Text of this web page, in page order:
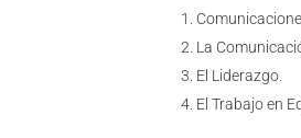
La
El Liderazgo.
El Trabajo en